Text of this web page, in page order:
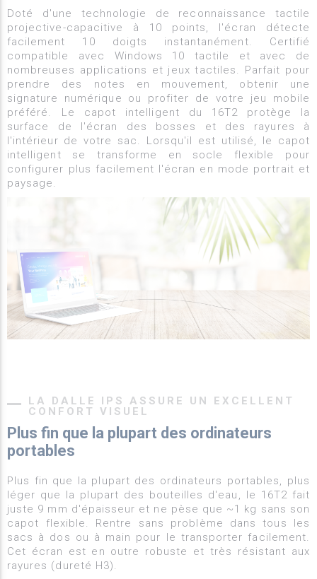
Doté d'une technologie de reconnaissance tactile
projective-capacitive à 10 points, l'écran détecte
facilement 10 doigts instantanément. Certifié
compatible avec Windows 10 tactile et avec de
nombreuses applications et jeux tactiles. Parfait pour
prendre des notes en mouvement, obtenir une
signature numérique ou profiter de votre jeu mobile
préféré. Le capot intelligent du 16T2 protège la
surface de l'écran des bosses et des rayures à
l'intérieur de votre sac. Lorsqu'il est utilisé, le capot
intelligent se transforme en socle flexible pour
configurer plus facilement l'écran en mode portrait et
paysage.
LA DALLE IPS ASSURE UN EXCELLENT
CONFORT VISUEL
Plus fin que la plupart des ordinateurs
portables
Plus fin que la plupart des ordinateurs portables, plus
léger que la plupart des bouteilles d'eau, le 16T2 fait
juste 9 mm d'épaisseur et ne pèse que ~1 kg sans son
capot flexible. Rentre sans problème dans tous les
sacs à dos ou à main pour le transporter facilement.
Cet écran est en outre robuste et très résistant aux
rayures (dureté H3).